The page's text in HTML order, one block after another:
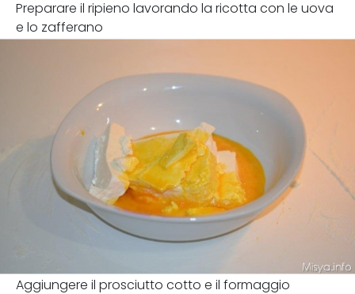
Preparare il ripieno lavorando la ricotta con le uova
e lo zafferano
Aggiungere il prosciutto cotto e il formaggio